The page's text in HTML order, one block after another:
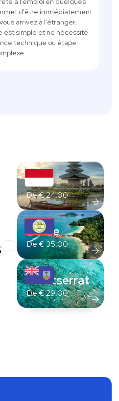
d'être immédiatement
arrivez à l'étranger.
est simple et ne nécessite
technique ou étape
Bali
De€24,00
Belize
De€35,00
Montserrat
De€29,00